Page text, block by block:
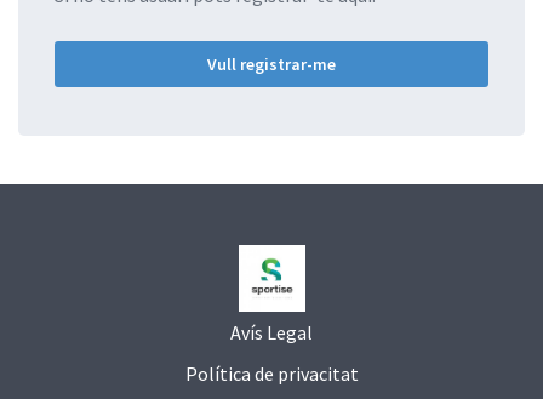
Vull registrar-me
Avís Legal
Política de privacitat